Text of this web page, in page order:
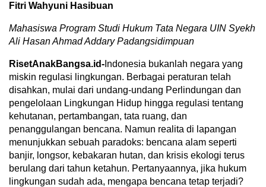
Fitri Wahyuni Hasibuan
Mahasiswa Program Studi Hukum Tata Negara UIN Syekh
Ali Hasan Ahmad Addary Padangsidimpuan
RisetAnakBangsa.id- Indonesia bukanlah negara yang
miskin regulasi lingkungan. Berbagai peraturan telah
disahkan, mulai dari undang-undang Perlindungan dan
pengelolaan Lingkungan Hidup hingga regulasi tentang
kehutanan, pertambangan, tata ruang, dan
penanggulangan bencana. Namun realita di lapangan
menunjukkan sebuah paradoks: bencana alam seperti
banjir, longsor, kebakaran hutan, dan krisis ekologi terus
berulang dari tahun ketahun. Pertanyaannya, jika hukum
lingkungan sudah ada, mengapa bencana tetap terjadi?